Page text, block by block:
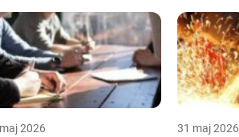
2026 31 maj 2026